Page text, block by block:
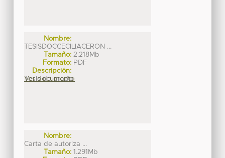
Nombre:
TESISDOCCECILIACERON ...
Tamaño: 2.218Mb
Formato: PDF
Descripción:
Tesis de grado
Ver documento
Nombre:
Carta de autoriza ...
Tamaño: 1.291Mb